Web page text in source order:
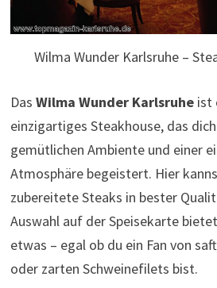
Wilma Wunder Karlsruhe –
Das Wilma Wunder Karlsruheist
einzigartiges Steakhouse, das
gemütlichen Ambiente und einer
Atmosphäre begeistert. Hier
zubereitete Steaks in bester
Auswahl auf der Speisekarte
etwas – egal ob du ein Fan von
oder zarten Schweinefilets bist.